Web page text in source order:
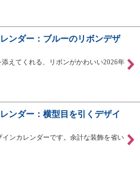
ンダー：ブルーのリボンデザ
えてくれる、リボンがかわいい2026年
ンダー：横型目を引くデザイ
ンカレンダーです。余計な装飾を省い